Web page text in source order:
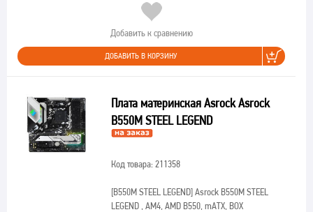
Добавить к сравнению
ДОБАВИТЬ В КОРЗИНУ
Плата материнская Asrock Asrock
B550M STEEL LEGEND
Код товара: 211358
[B550M STEEL LEGEND]Asrock B550M STEEL
LEGEND , AM4, AMD B550, mATX, BOX